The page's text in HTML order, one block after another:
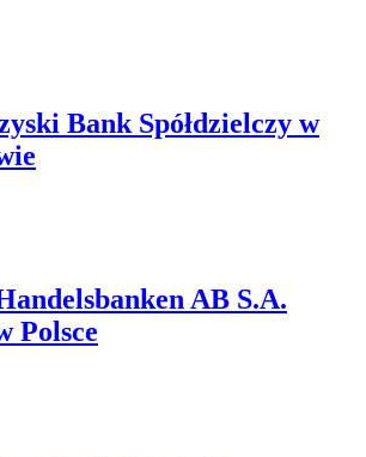
Bank Spółdzielczy w
AB S.A.
Polsce